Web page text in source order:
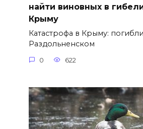
найти виновных в
Крыму
Катастрофа в Крыму:
Раздольненском
0 622